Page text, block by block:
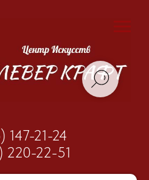
147-21-24
220-22-51